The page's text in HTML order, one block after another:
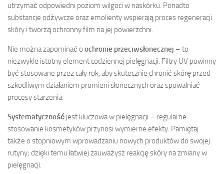
utrzymać odpowiedni poziom wilgoci w naskórku. Ponadto
substancje odżywcze oraz emolienty wspierają proces regeneracji
skóry i tworzą ochronny film na jej powierzchni.
Nie można zapominać o ochronie przeciwsłonecznej – to
niezwykle istotny element codziennej pielęgnacji. Filtry UV powinny
być stosowane przez cały rok, aby skutecznie chronić skórę przed
szkodliwym działaniem promieni słonecznych oraz spowalniać
procesy starzenia.
Systematyczność jest kluczowa w pielęgnacji – regularne
stosowanie kosmetyków przynosi wymierne efekty. Pamiętaj
także o stopniowym wprowadzaniu nowych produktów do swojej
rutyny; dzięki temu łatwiej zauważysz reakcję skóry na zmiany w
pielęgnacji.